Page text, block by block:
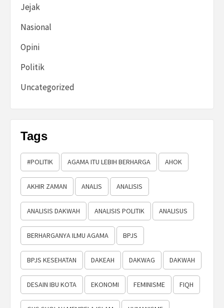
Jejak
Nasional
Opini
Politik
Uncategorized
Tags
#POLITIK AGAMA ITU LEBIH BERHARGA AHOK
AKHIR ZAMAN ANALIS ANALISIS
ANALISIS DAKWAH ANALISIS POLITIK ANALISUS
BERHARGANYA ILMU AGAMA BPJS
BPJS KESEHATAN DAKEAH DAKWAG DAKWAH
DESAIN IBU KOTA EKONOMI FEMINISME FIQH